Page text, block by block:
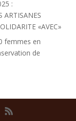
:
ARTISANES
«AVEC»
femmes en
de